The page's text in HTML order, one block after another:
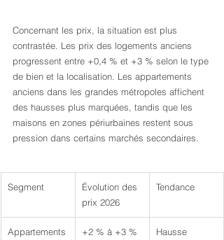
Concernant les prix, la situation est plus
contrastée. Les prix des logements anciens
progressent entre +0,4 % et +3 % selon le type
de bien et la localisation. Les appartements
anciens dans les grandes métropoles affichent
des hausses plus marquées, tandis que les
maisons en zones périurbaines restent sous
pression dans certains marchés secondaires.
Segment
Évolution des
prix 2026
Tendance
Appartements +2 % à +3 % Hausse